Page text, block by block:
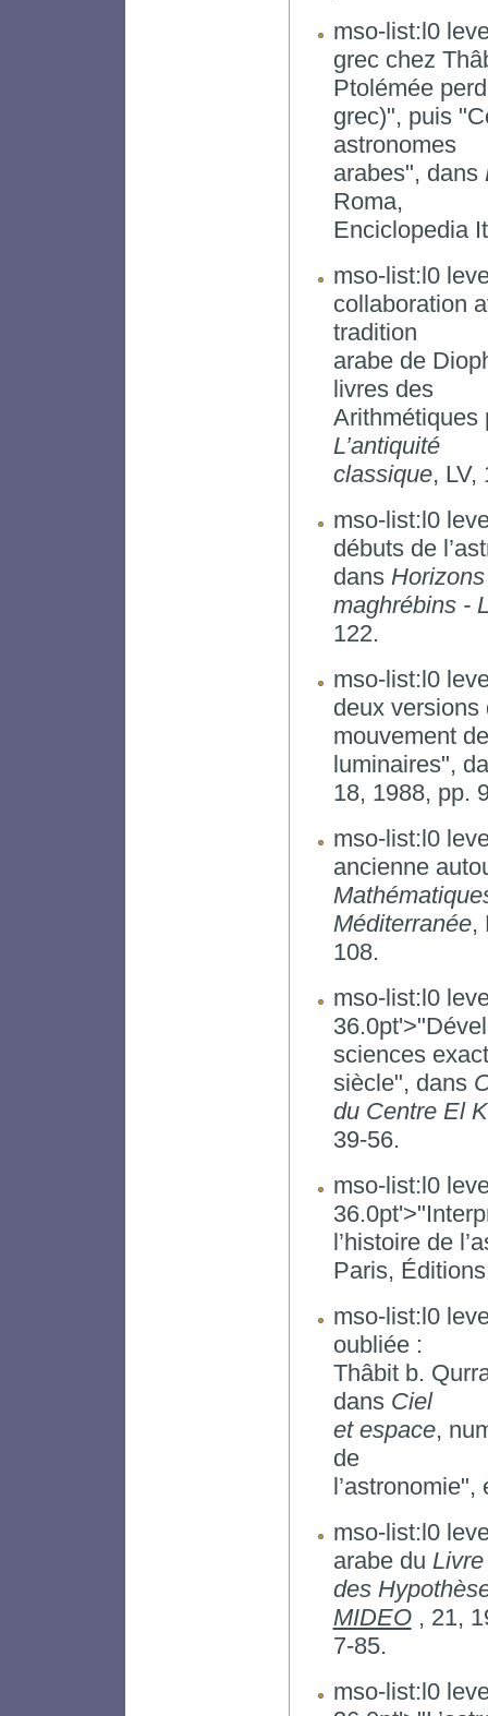
mso-list:l0
grec chez
Ptolémée
grec)", puis
astronomes
arabes", dans
Roma,
Enciclopedia
mso-list:l0
collaboration
tradition
arabe de
livres des
Arithmétiques
L’antiquité
classique, LV,
mso-list:l0
débuts de
dans Horizons
maghrébins -
122.
mso-list:l0
deux versions
mouvement
luminaires",
18, 1988, pp.
mso-list:l0
ancienne
Méditerranée,
108.
mso-list:l0
sciences
siècle", dans
du Centre El
39-56.
mso-list:l0
l’histoire de
Paris,
mso-list:l0
oubliée :
Thâbit b.
dans Ciel
et espace,
de
mso-list:l0
arabe du Livre
des
MIDEO , 21,
7-85.
mso-list:l0